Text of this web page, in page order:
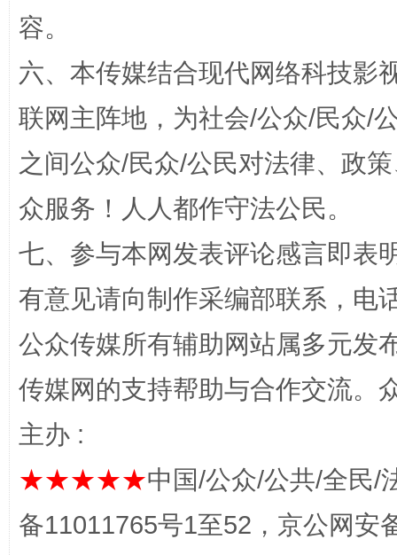
“蜀中异人”王建安的艺术幻境
完善运行机制助力责任有效落实 一纸欠
容。
六、本传媒结合现代网络科技影
联网主阵地，为社会/公众/民众/
之间公众/民众/公民对法律、政
众服务！人人都作守法公民。
七、参与本网发表评论感言即表
有意见请向制作采编部联系，电
公众传媒所有辅助网站属多元发
传媒网的支持帮助与合作交流。
主办 :
★★★★★中国/公众/公共/全民/
备11011765号1至52，京公网安